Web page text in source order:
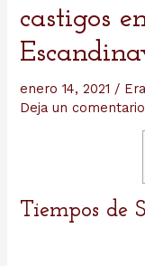
castigos
enero 14, 2021 /
Deja un comentario
Tiempos de